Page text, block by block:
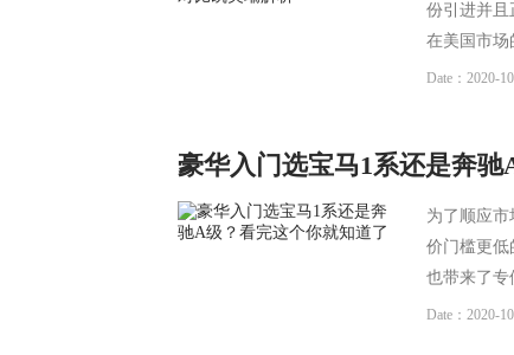
份引进并且
在美国市场
Date：2020-
豪华入门选宝马1系还是奔
为了顺应
价门槛更低
也带来了专
Date：2020-